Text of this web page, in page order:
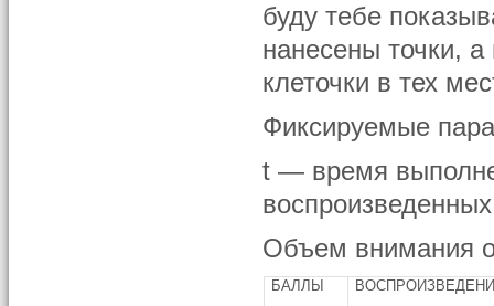
буду тебе
нанесены точки,
клеточки в тех
Фиксируемые
t — время
Объем внимания
БАЛЛЫ